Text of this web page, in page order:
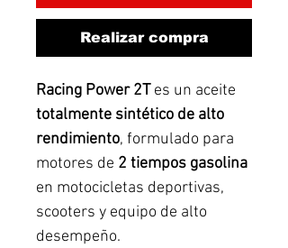
Realizar compra
Racing Power 2Tes un aceite
totalmente sintético de alto
rendimiento, formulado para
motores de 2 tiempos gasolina
en motocicletas deportivas,
scooters y equipo de alto
desempeño.